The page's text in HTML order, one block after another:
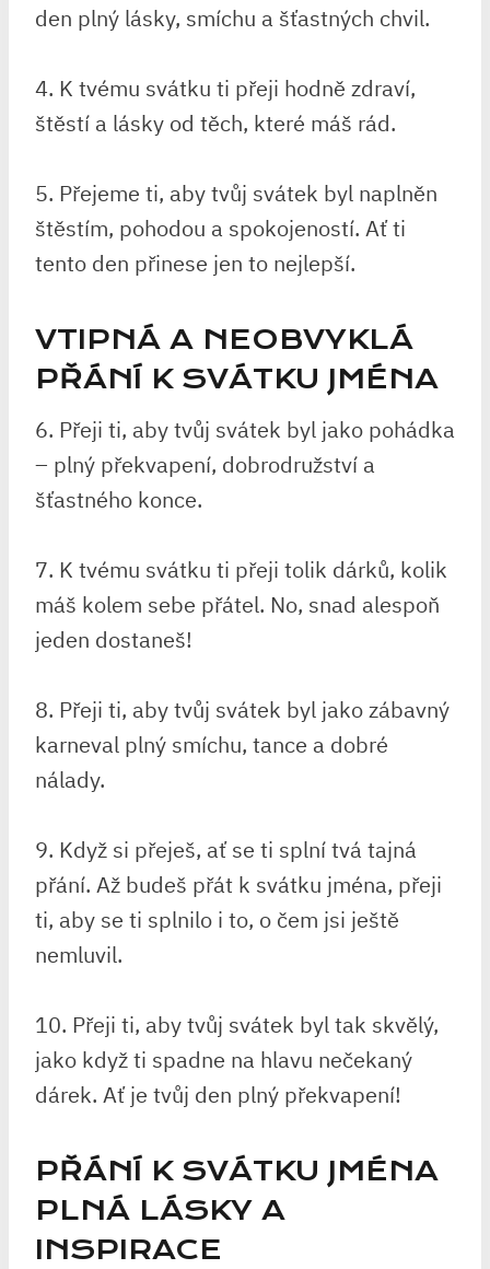
den plný lásky, smíchu a šťastných chvil.
4. K tvému svátku ti přeji hodně zdraví,
štěstí a lásky od těch, které máš rád.
5. Přejeme ti, aby tvůj svátek byl naplněn
štěstím, pohodou a spokojeností. Ať ti
tento den přinese jen to nejlepší.
VTIPNÁ A NEOBVYKLÁ
PŘÁNÍ K SVÁTKU JMÉNA
6. Přeji ti, aby tvůj svátek byl jako pohádka
– plný překvapení, dobrodružství a
šťastného konce.
7. K tvému svátku ti přeji tolik dárků, kolik
máš kolem sebe přátel. No, snad alespoň
jeden dostaneš!
8. Přeji ti, aby tvůj svátek byl jako zábavný
karneval plný smíchu, tance a dobré
nálady.
9. Když si přeješ, ať se ti splní tvá tajná
přání. Až budeš přát k svátku jména, přeji
ti, aby se ti splnilo i to, o čem jsi ještě
nemluvil.
10. Přeji ti, aby tvůj svátek byl tak skvělý,
jako když ti spadne na hlavu nečekaný
dárek. Ať je tvůj den plný překvapení!
PŘÁNÍ K SVÁTKU JMÉNA
PLNÁ LÁSKY A
INSPIRACE